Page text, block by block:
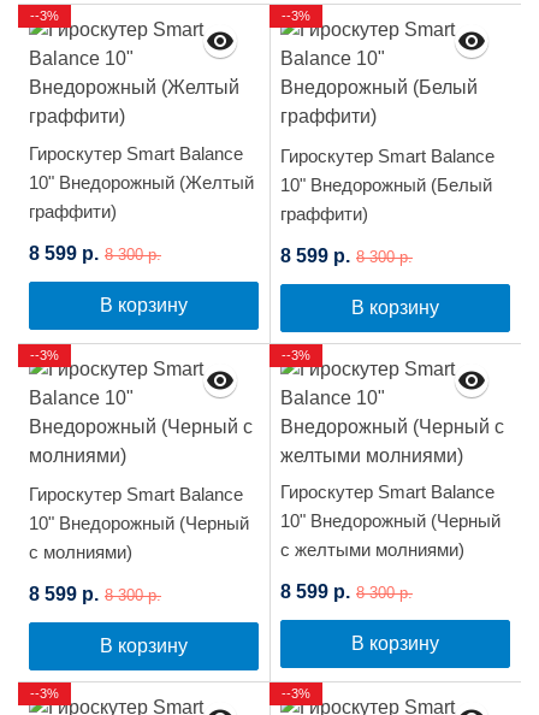
Гироскутер Smart Balance
10" Внедорожный (Желтый
граффити)
8 599 р. 8 300 р.
В корзину
--3%
Гироскутер Smart Balance
10" Внедорожный (Белый
граффити)
8 599 р. 8 300 р.
В корзину
--3%
Гироскутер Smart Balance
10" Внедорожный (Черный
с молниями)
8 599 р. 8 300 р.
В корзину
--3%
Гироскутер Smart Balance
10" Внедорожный (Черный
с желтыми молниями)
8 599 р. 8 300 р.
В корзину
--3%
--3% --3%